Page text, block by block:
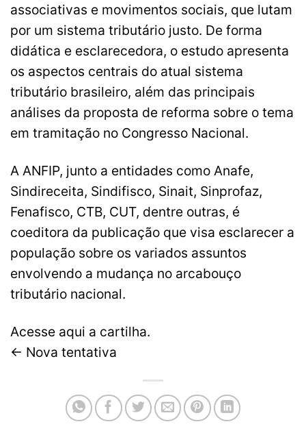
associativas e movimentos sociais, que lutam
por um sistema tributário justo. De forma
didática e esclarecedora, o estudo apresenta
os aspectos centrais do atual sistema
tributário brasileiro, além das principais
análises da proposta de reforma sobre o tema
em tramitação no Congresso Nacional.
A ANFIP, junto a entidades como Anafe,
Sindireceita, Sindifisco, Sinait, Sinprofaz,
Fenafisco, CTB, CUT, dentre outras, é
coeditora da publicação que visa esclarecer a
população sobre os variados assuntos
envolvendo a mudança no arcabouço
tributário nacional.
Acesse aqui a cartilha.
← Nova tentativa